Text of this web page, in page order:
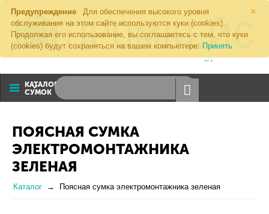
×
Предупреждение
Для обеспечения высокого уровня
обслуживания на этом сайте используются куки (cookies).
Продолжая его использование, вы соглашаетесь с тем, что куки
(cookies) будут сохраняться на вашем компьютере: Принять
8 (800) 1000 274
sales@promkeis.ru
КАТАЛОГ
СУМОК
ПОЯСНАЯ СУМКА
ЭЛЕКТРОМОНТАЖНИКА
ЗЕЛЕНАЯ
Каталог Поясная сумка электромонтажника зеленая